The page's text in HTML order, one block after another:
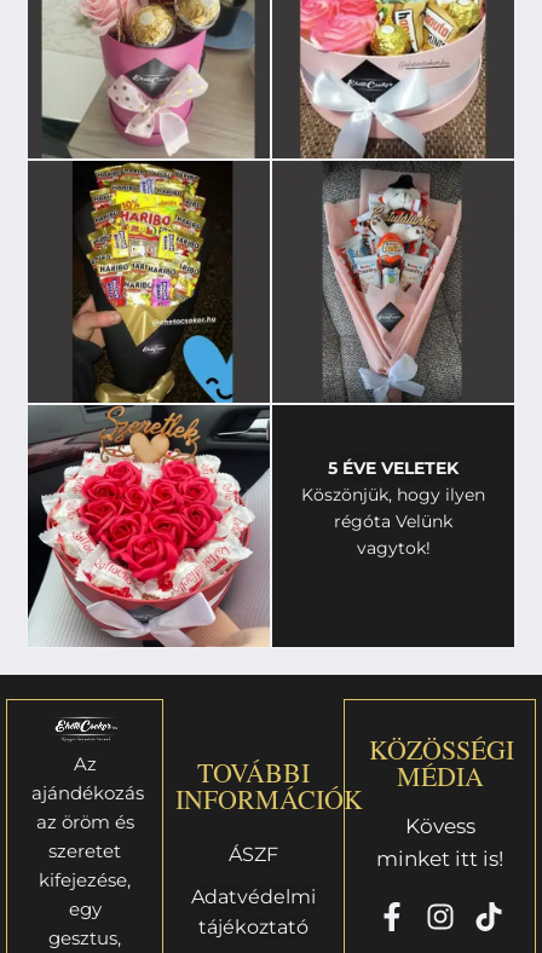
5 ÉVE VELETEK
Köszönjük, hogy ilyen
régóta Velünk
vagytok!
Az
ajándékozás
az öröm és
szeretet
kifejezése,
egy
gesztus,
TOVÁBBI
INFORMÁCIÓK
ÁSZF
Adatvédelmi
tájékoztató
KÖZÖSSÉGI
MÉDIA
Kövess
minket itt is!